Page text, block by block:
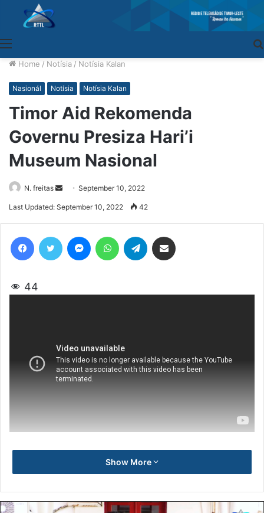
Home / Notísia / Notísia Kalan
Nasionál Notísia Notísia Kalan
Timor Aid Rekomenda
Governu Presiza Hari’i
Museum Nasional
N. freitas
SendSeptember 10, 2022
Last Updated: September 10, 2022 42
44
Show More